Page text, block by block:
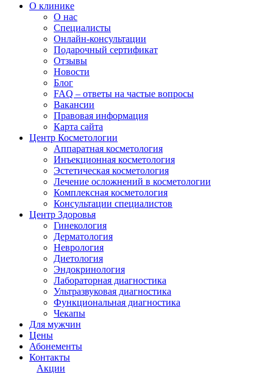
О клинике
О нас
Специалисты
Онлайн-консультации
Подарочный сертификат
Отзывы
Новости
Блог
FAQ – ответы на частые вопросы
Вакансии
Правовая информация
Карта сайта
Центр Косметологии
Аппаратная косметология
Инъекционная косметология
Эстетическая косметология
Лечение осложнений в косметологии
Комплексная косметология
Консультации специалистов
Центр Здоровья
Гинекология
Дерматология
Неврология
Диетология
Эндокринология
Лабораторная диагностика
Ультразвуковая диагностика
Функциональная диагностика
Чекапы
Для мужчин
Цены
Абонементы
Контакты
Акции